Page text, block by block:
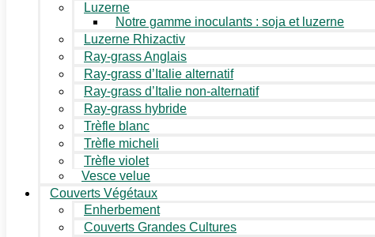
Luzerne
Notre gamme inoculants : soja et luzerne
Luzerne Rhizactiv
Ray-grass Anglais
Ray-grass d’Italie alternatif
Ray-grass d’Italie non-alternatif
Ray-grass hybride
Trèfle blanc
Trèfle micheli
Trèfle violet
Vesce velue
Couverts Végétaux
Enherbement
Couverts Grandes Cultures